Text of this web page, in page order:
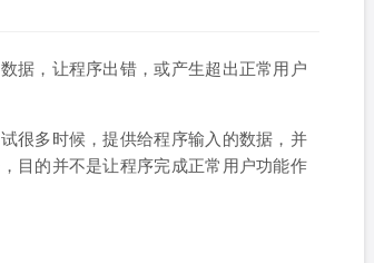
据，让程序出错，或产生超出正常用户
很多时候，提供给程序输入的数据，并
目的并不是让程序完成正常用户功能作